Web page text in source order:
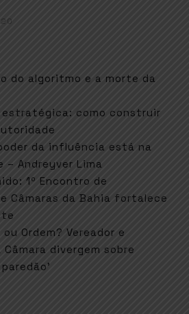
do algoritmo e a morte da
estratégica: como construir
da influência está na
Andreyver Lima
1º Encontro de
Câmaras da Bahia fortalece
Ordem? Vereador e
divergem sobre